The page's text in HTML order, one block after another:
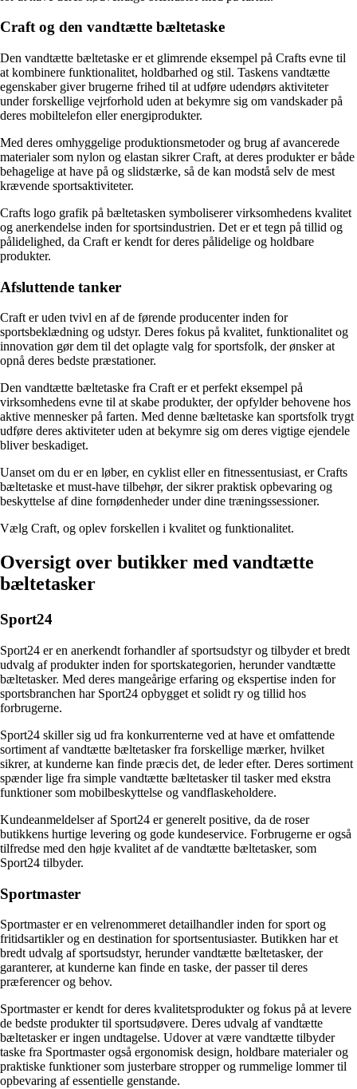
Craft og den vandtætte bæltetaske
Den vandtætte bæltetaske er et glimrende eksempel på Crafts evne til
at kombinere funktionalitet, holdbarhed og stil. Taskens vandtætte
egenskaber giver brugerne frihed til at udføre udendørs aktiviteter
under forskellige vejrforhold uden at bekymre sig om vandskader på
deres mobiltelefon eller energiprodukter.
Med deres omhyggelige produktionsmetoder og brug af avancerede
materialer som nylon og elastan sikrer Craft, at deres produkter er både
behagelige at have på og slidstærke, så de kan modstå selv de mest
krævende sportsaktiviteter.
Crafts logo grafik på bæltetasken symboliserer virksomhedens kvalitet
og anerkendelse inden for sportsindustrien. Det er et tegn på tillid og
pålidelighed, da Craft er kendt for deres pålidelige og holdbare
produkter.
Afsluttende tanker
Craft er uden tvivl en af de førende producenter inden for
sportsbeklædning og udstyr. Deres fokus på kvalitet, funktionalitet og
innovation gør dem til det oplagte valg for sportsfolk, der ønsker at
opnå deres bedste præstationer.
Den vandtætte bæltetaske fra Craft er et perfekt eksempel på
virksomhedens evne til at skabe produkter, der opfylder behovene hos
aktive mennesker på farten. Med denne bæltetaske kan sportsfolk trygt
udføre deres aktiviteter uden at bekymre sig om deres vigtige ejendele
bliver beskadiget.
Uanset om du er en løber, en cyklist eller en fitnessentusiast, er Crafts
bæltetaske et must-have tilbehør, der sikrer praktisk opbevaring og
beskyttelse af dine fornødenheder under dine træningssessioner.
Vælg Craft, og oplev forskellen i kvalitet og funktionalitet.
Oversigt over butikker med vandtætte
bæltetasker
Sport24
Sport24 er en anerkendt forhandler af sportsudstyr og tilbyder et bredt
udvalg af produkter inden for sportskategorien, herunder vandtætte
bæltetasker. Med deres mangeårige erfaring og ekspertise inden for
sportsbranchen har Sport24 opbygget et solidt ry og tillid hos
forbrugerne.
Sport24 skiller sig ud fra konkurrenterne ved at have et omfattende
sortiment af vandtætte bæltetasker fra forskellige mærker, hvilket
sikrer, at kunderne kan finde præcis det, de leder efter. Deres sortiment
spænder lige fra simple vandtætte bæltetasker til tasker med ekstra
funktioner som mobilbeskyttelse og vandflaskeholdere.
Kundeanmeldelser af Sport24 er generelt positive, da de roser
butikkens hurtige levering og gode kundeservice. Forbrugerne er også
tilfredse med den høje kvalitet af de vandtætte bæltetasker, som
Sport24 tilbyder.
Sportmaster
Sportmaster er en velrenommeret detailhandler inden for sport og
fritidsartikler og en destination for sportsentusiaster. Butikken har et
bredt udvalg af sportsudstyr, herunder vandtætte bæltetasker, der
garanterer, at kunderne kan finde en taske, der passer til deres
præferencer og behov.
Sportmaster er kendt for deres kvalitetsprodukter og fokus på at levere
de bedste produkter til sportsudøvere. Deres udvalg af vandtætte
bæltetasker er ingen undtagelse. Udover at være vandtætte tilbyder
taske fra Sportmaster også ergonomisk design, holdbare materialer og
praktiske funktioner som justerbare stropper og rummelige lommer til
opbevaring af essentielle genstande.